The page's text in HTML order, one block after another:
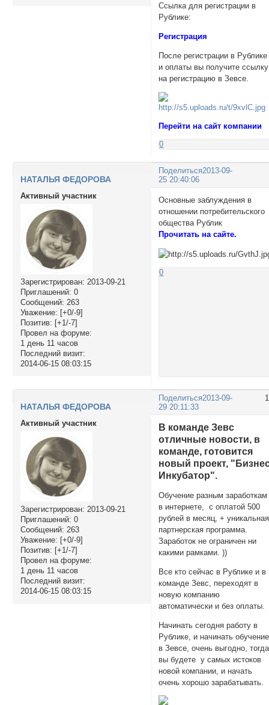
Ссылка для регистрации в
Рублике:
Регистрация
После регистрации в Рублике
и оплаты вы получите ссылку
на регистрацию в Зевсе.
Перейти на сайт компании
0
Поделиться2013-09-
25 20:40:06
НАТАЛЬЯ ФЕДОРОВА
Активный участник
Зарегистрирован: 2013-09-21
Приглашений: 0
Сообщений: 263
Уважение: [+0/-9]
Позитив: [+1/-7]
Провел на форуме:
1 день 11 часов
Последний визит:
2014-06-15 08:03:15
Основные заблуждения в
отношении потребительского
общества Рублик
Прочитать на сайте.
0
Поделиться2013-09-
29 20:11:33
НАТАЛЬЯ ФЕДОРОВА
Активный участник
Зарегистрирован: 2013-09-21
Приглашений: 0
Сообщений: 263
Уважение: [+0/-9]
Позитив: [+1/-7]
Провел на форуме:
1 день 11 часов
Последний визит:
2014-06-15 08:03:15
В команде Зевс
отличные новости, в
команде, готовится
новый проект,
Инкубатор".
Обучение разным заработкам
в интернете, с оплатой 500
рублей в месяц, + уникальная
партнерская программа.
Заработок не ограничен ни
какими рамками. ))
Все кто сейчас в Рублике и в
команде Зевс, переходят в
новую компанию
автоматически и без оплаты.
Начинать сегодня работу в
Рублике, и начинать обучение
в Зевсе, очень выгодно, тогда
вы будете у самых истоков
новой компании, и начать
очень хорошо зарабатывать.